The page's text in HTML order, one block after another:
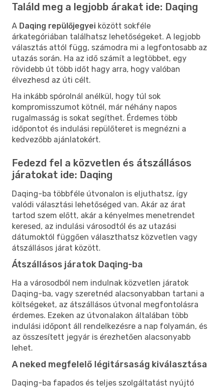
Találd meg a legjobb árakat ide: Daqing
A Daqing repülőjegyei között sokféle
árkategóriában találhatsz lehetőségeket. A legjobb
választás attól függ, számodra mi a legfontosabb az
utazás során. Ha az idő számít a legtöbbet, egy
rövidebb út több időt hagy arra, hogy valóban
élvezhesd az úti célt.
Ha inkább spórolnál anélkül, hogy túl sok
kompromisszumot kötnél, már néhány napos
rugalmasság is sokat segíthet. Érdemes több
időpontot és indulási repülőteret is megnézni a
kedvezőbb ajánlatokért.
Fedezd fel a közvetlen és átszállásos
járatokat ide: Daqing
Daqing-ba többféle útvonalon is eljuthatsz, így
valódi választási lehetőséged van. Akár az árat
tartod szem előtt, akár a kényelmes menetrendet
keresed, az indulási városodtól és az utazási
dátumoktól függően választhatsz közvetlen vagy
átszállásos járat között.
Átszállásos járatok Daqing-ba
Ha a városodból nem indulnak közvetlen járatok
Daqing-ba, vagy szeretnéd alacsonyabban tartani a
költségeket, az átszállásos útvonal megfontolásra
érdemes. Ezeken az útvonalakon általában több
indulási időpont áll rendelkezésre a nap folyamán, és
az összesített jegyár is érezhetően alacsonyabb
lehet.
A neked megfelelő légitársaság kiválasztása
Daqing-ba fapados és teljes szolgáltatást nyújtó